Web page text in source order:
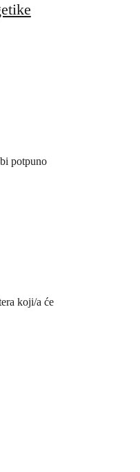
potpuno
koji/a će